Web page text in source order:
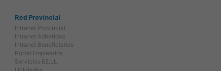
Red Provincial
Intranet Provincial
Intranet Adheridos
Intranet Beneficiarios
Portal Empleados
Servicios EE.LL.